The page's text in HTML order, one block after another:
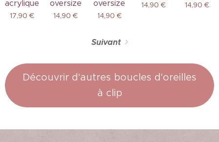
acrylique
17,90 €
oversize
14,90 €
oversize
14,90 €
14,90 € 14,90 €
Suivant
Découvrir d'autres boucles d'oreilles
à clip